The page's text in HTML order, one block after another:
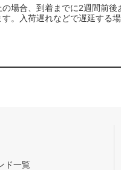
場合、到着までに2週間前
す。入荷遅れなどで遅延する
ド一覧